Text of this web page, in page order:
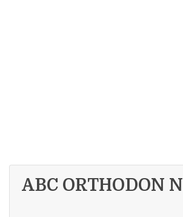
ABC ORTHODON N